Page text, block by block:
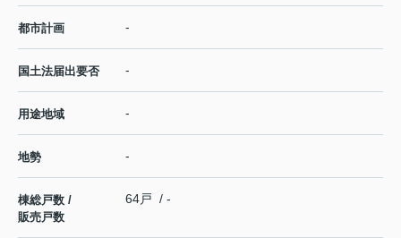
都市計画 -
国土法届出要否 -
用途地域 -
地勢 -
棟総戸数 /
販売戸数
64戸 / -